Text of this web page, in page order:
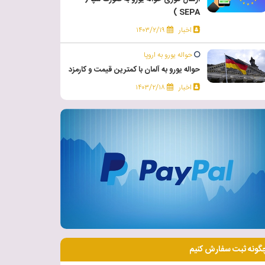
SEPA )
اخبار ۱۴۰۳/۲/۱۹
حواله یورو به اروپا
حواله یورو به آلمان با کمترین قیمت و کارمزد
اخبار ۱۴۰۳/۲/۱۸
ثبت سفارش کنیم